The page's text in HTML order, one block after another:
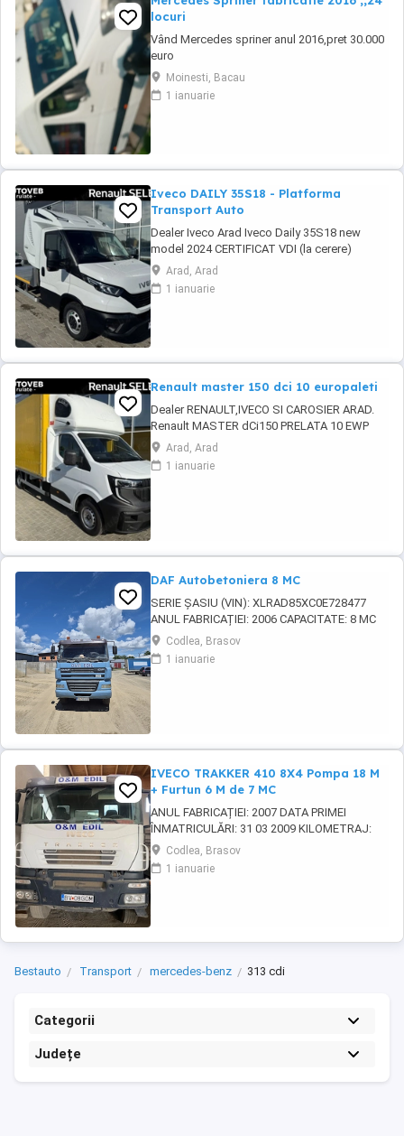
locuri
Vând Mercedes spriner anul 2016,pret 30.000
euro
Moinesti, Bacau
1 ianuarie
Iveco DAILY 35S18 - Platforma
Transport Auto
Dealer Iveco Arad Iveco Daily 35S18 new
model 2024 CERTIFICAT VDI (la cerere)
MONTARE TAHOGRAF SMART 4. (la cerere)
Pret : 45.500 euro plus TVA. Auto in stoc cu
livrare imediata. Platforma transport auto (full
Arad, Arad
1 ianuarie
Renault master 150 dci 10 europaleti
Dealer RENAULT,IVECO SI CAROSIER ARAD.
Renault MASTER dCi150 PRELATA 10 EWP
Dimensiuni : 4900 2200 2250-2550 Pret :
38.350 euro plus TVA. Dotari incluse in pret:
Suprastructura prelata 10 ewp. Cabina de
Arad, Arad
1 ianuarie
DAF Autobetoniera 8 MC
SERIE ȘASIU (VIN): XLRAD85XC0E728477
ANUL FABRICAȚIEI: 2006 CAPACITATE: 8 MC
AUTOUTILITARA N3 KILOMETRAJ: 430.485
KM MOTOR: 380 CP COMBUSTIBIL: DIESEL
CAPACITATE CILINDRICĂ: 12.583 CM
Codlea, Brasov
1 ianuarie
IVECO TRAKKER 410 8X4 Pompa 18 M
+ Furtun 6 M de 7 MC
ANUL FABRICAȚIEI: 2007 DATA PRIMEI
ÎNMATRICULĂRI: 31 03 2009 KILOMETRAJ:
220.577 KM MOTOR: 410 CP CAPACITATE
CILINDRICĂ: 12.882 CM CULOARE: ALB 4 AXE
TRACȚIUNE 8x4 CUTIE DE VITEZE MANUALĂ
AUTORIZATĂ ...
Codlea, Brasov
1 ianuarie
Bestauto Transport mercedes-benz 313 cdi
Categorii
Județe